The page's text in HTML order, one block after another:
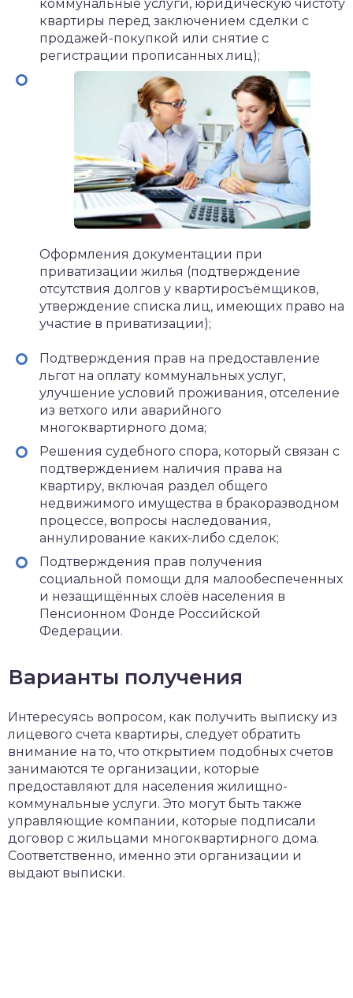
коммунальные услуги, юридическую чистоту
квартиры перед заключением сделки с
продажей-покупкой или снятие с
регистрации прописанных лиц);
Оформления документации при
приватизации жилья (подтверждение
отсутствия долгов у квартиросъёмщиков,
утверждение списка лиц, имеющих право на
участие в приватизации);
Подтверждения прав на предоставление
льгот на оплату коммунальных услуг,
улучшение условий проживания, отселение
из ветхого или аварийного
многоквартирного дома;
Решения судебного спора, который связан с
подтверждением наличия права на
квартиру, включая раздел общего
недвижимого имущества в бракоразводном
процессе, вопросы наследования,
аннулирование каких-либо сделок;
Подтверждения прав получения
социальной помощи для малообеспеченных
и незащищённых слоёв населения в
Пенсионном Фонде Российской
Федерации.
Варианты получения
Интересуясь вопросом, как получить выписку из
лицевого счета квартиры, следует обратить
внимание на то, что открытием подобных счетов
занимаются те организации, которые
предоставляют для населения жилищно-
коммунальные услуги. Это могут быть также
управляющие компании, которые подписали
договор с жильцами многоквартирного дома.
Соответственно, именно эти организации и
выдают выписки.